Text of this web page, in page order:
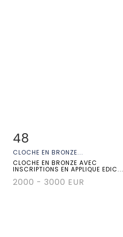
Fiche détaillée
48
CLOCHE EN BRONZE...
CLOCHE EN BRONZE AVEC
INSCRIPTIONS EN APPLIQUE EDIC...
2000 - 3000 EUR